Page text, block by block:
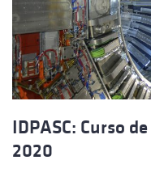
IDPASC: Curso
2020